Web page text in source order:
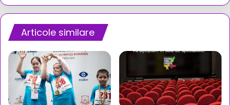
cu
de
1,2
milioane
Articole similare